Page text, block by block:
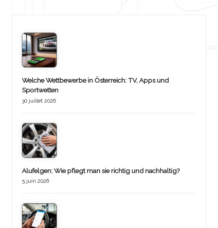
Welche Wettbewerbe in Österreich: TV, Apps und
Sportwetten
30 juillet 2026
Alufelgen: Wie pflegt man sie richtig und nachhaltig?
5 juin 2026